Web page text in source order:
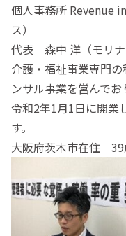
個人事務所 Revenue
ス）
代表 森中 洋（モリナ
介護・福祉事業専門
ンサル事業を営んでお
令和2年1月1日に開業
す。
大阪府茨木市在住